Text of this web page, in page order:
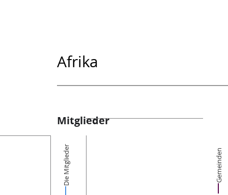
Afrika
Mitglieder
Die Mitglieder Gemeinden